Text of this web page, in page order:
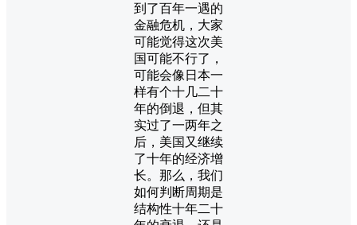
到了百年一遇的
金融危机，大家
可能觉得这次美
国可能不行了，
可能会像日本一
样有个十几二十
年的倒退，但其
实过了一两年之
后，美国又继续
了十年的经济增
长。那么，我们
如何判断周期是
结构性十年二十